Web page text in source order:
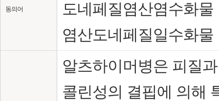
동의어
도네페질염산염수화물
염산도네페질일수화물
알츠하이머병은 피질
콜린성의 결핍에 의해